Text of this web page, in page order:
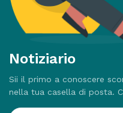
Notiziario
Sii il primo a conoscere
nella tua casella di posta.